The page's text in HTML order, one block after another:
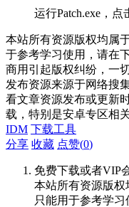
运行Patch.exe，点
本站所有资源版权均属
于参考学习使用，请在
商用引起版权纠纷，一
发布资源来源于网络搜
看文章资源发布或更新
载，特别是安卓专区相
IDM 下载工具
分享 收藏 点赞(0)
免费下载或者VIP
本站所有资源版
只能用于参考学